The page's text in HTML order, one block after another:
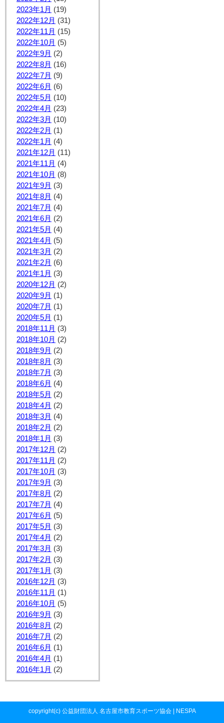
2023年1月 (19)
2022年12月 (31)
2022年11月 (15)
2022年10月 (5)
2022年9月 (2)
2022年8月 (16)
2022年7月 (9)
2022年6月 (6)
2022年5月 (10)
2022年4月 (23)
2022年3月 (10)
2022年2月 (1)
2022年1月 (4)
2021年12月 (11)
2021年11月 (4)
2021年10月 (8)
2021年9月 (3)
2021年8月 (4)
2021年7月 (4)
2021年6月 (2)
2021年5月 (4)
2021年4月 (5)
2021年3月 (2)
2021年2月 (6)
2021年1月 (3)
2020年12月 (2)
2020年9月 (1)
2020年7月 (1)
2020年5月 (1)
2018年11月 (3)
2018年10月 (2)
2018年9月 (2)
2018年8月 (3)
2018年7月 (3)
2018年6月 (4)
2018年5月 (2)
2018年4月 (2)
2018年3月 (4)
2018年2月 (2)
2018年1月 (3)
2017年12月 (2)
2017年11月 (2)
2017年10月 (3)
2017年9月 (3)
2017年8月 (2)
2017年7月 (4)
2017年6月 (5)
2017年5月 (3)
2017年4月 (2)
2017年3月 (3)
2017年2月 (3)
2017年1月 (3)
2016年12月 (3)
2016年11月 (1)
2016年10月 (5)
2016年9月 (3)
2016年8月 (2)
2016年7月 (2)
2016年6月 (1)
2016年4月 (1)
2016年1月 (2)
copyright(c) 公益財団法人 名古屋市教育スポーツ協会 | NESPA